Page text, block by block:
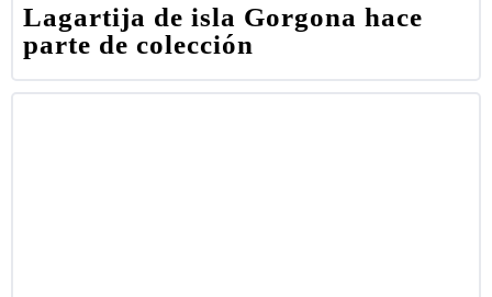
Lagartija de isla Gorgona hace
parte de colección